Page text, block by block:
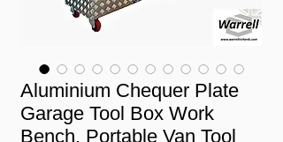
Aluminium Chequer Plate
Garage Tool Box Work
Bench, Portable Van Tool